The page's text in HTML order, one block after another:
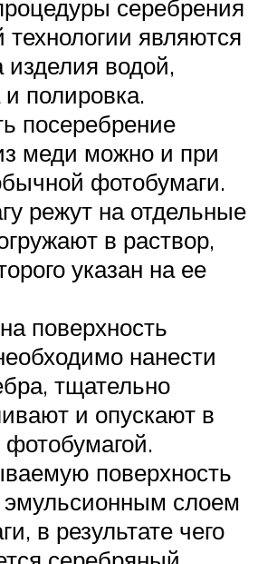
серебрения
технологии являются
водой,
полировка.
посеребрение
меди можно и при
фотобумаги.
режут на отдельные
в раствор,
указан на ее
поверхность
нанести
тщательно
и опускают в
фотобумагой.
поверхность
эмульсионным слоем
в результате чего